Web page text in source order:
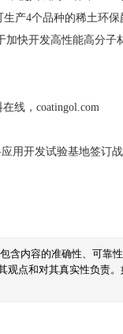
产4个品种的稀土环保
快开发高性能高分子
用开发试验基地签订战
含内容的准确性、可靠
点和对其真实性负责